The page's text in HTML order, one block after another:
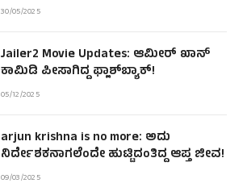
30/05/2025
Jailer2 Movie Updates: ಆಮೀರ್ ಖಾನ್
ಕಾಮಿಡಿ ಪೀಸಾಗಿದ್ದ ಫ್ಲಾಶ್‌ಬ್ಯಾಕ್!
05/12/2025
arjun krishna is no more: ಅದು
ನಿರ್ದೇಶಕನಾಗಲೆಂದೇ ಹುಟ್ಟಿದಂತಿದ್ದ ಆಪ್ತ ಜೀವ!
09/03/2025